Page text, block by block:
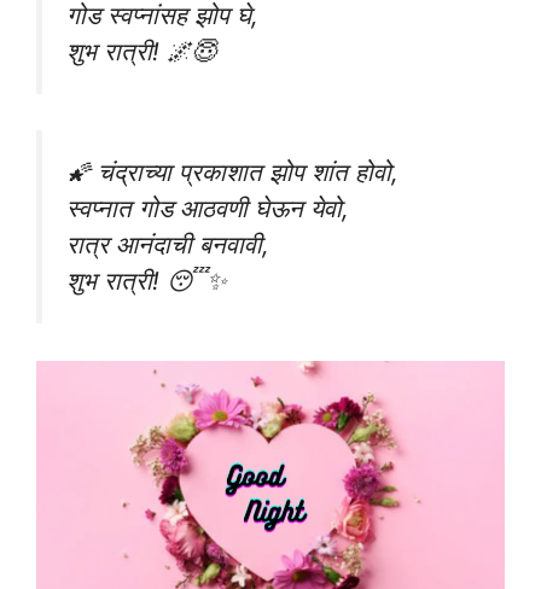
गोड स्वप्नांसह झोप घे,
शुभ रात्री! 🌌😇
🌠 चंद्राच्या प्रकाशात झोप शांत होवो,
स्वप्नात गोड आठवणी घेऊन येवो,
रात्र आनंदाची बनवावी,
शुभ रात्री! 😴✨